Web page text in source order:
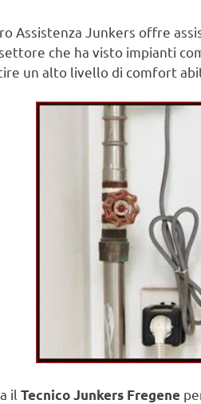
Assistenza Junkers offre
che ha visto impianti
un alto livello di comfort
il Tecnico Junkers Fregene